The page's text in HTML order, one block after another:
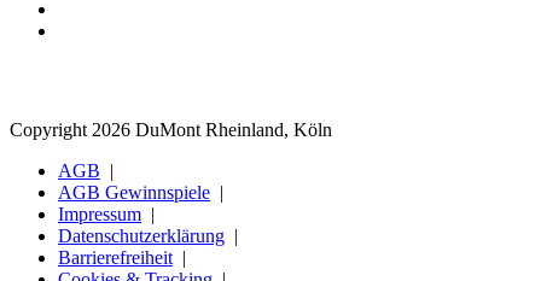
Copyright 2026 DuMont Rheinland, Köln
AGB
AGB Gewinnspiele
Impressum
Datenschutzerklärung
Barrierefreiheit